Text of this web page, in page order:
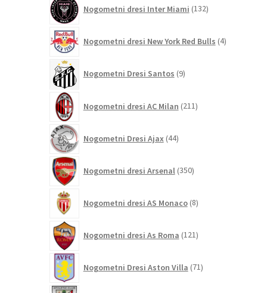
Nogometni dresi Inter Miami 132izdelkov
Nogometni dresi New York Red Bulls 4izdelki
Nogometni Dresi Santos 9izdelkov
Nogometni dresi AC Milan 211izdelkov
Nogometni Dresi Ajax 44izdelkov
Nogometni dresi Arsenal 350izdelkov
Nogometni dresi AS Monaco 8izdelkov
Nogometni dresi As Roma 121izdelkov
Nogometni Dresi Aston Villa 71izdelkov